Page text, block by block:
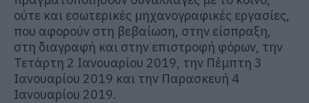
ούτε και εσωτερικές μηχανογραφικές εργασίες,
που αφορούν στη βεβαίωση, στην είσπραξη,
στη διαγραφή και στην επιστροφή φόρων, την
Τετάρτη 2 Ιανουαρίου 2019, την Πέμπτη 3
Ιανουαρίου 2019 και την Παρασκευή 4
Ιανουαρίου 2019.